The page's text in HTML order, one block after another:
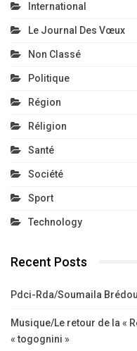
International
Le Journal Des Vœux
Non Classé
Politique
Région
Réligion
Santé
Société
Sport
Technology
Recent Posts
Pdci-Rda/Soumaila
Musique/Le retour de la «
« togognini »